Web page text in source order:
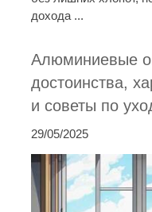
дохода ...
Алюминиевые
достоинства,
и советы по
29/05/2025